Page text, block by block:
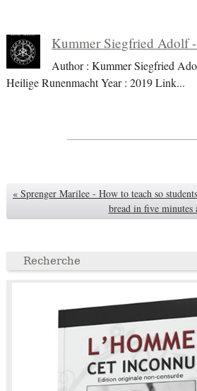
Kummer Siegfried Adolf
Author : Kummer Siegfried
Heilige Runenmacht Year : 2019 Link...
« Sprenger Marilee - How to teach so students
bread in five minutes
Recherche